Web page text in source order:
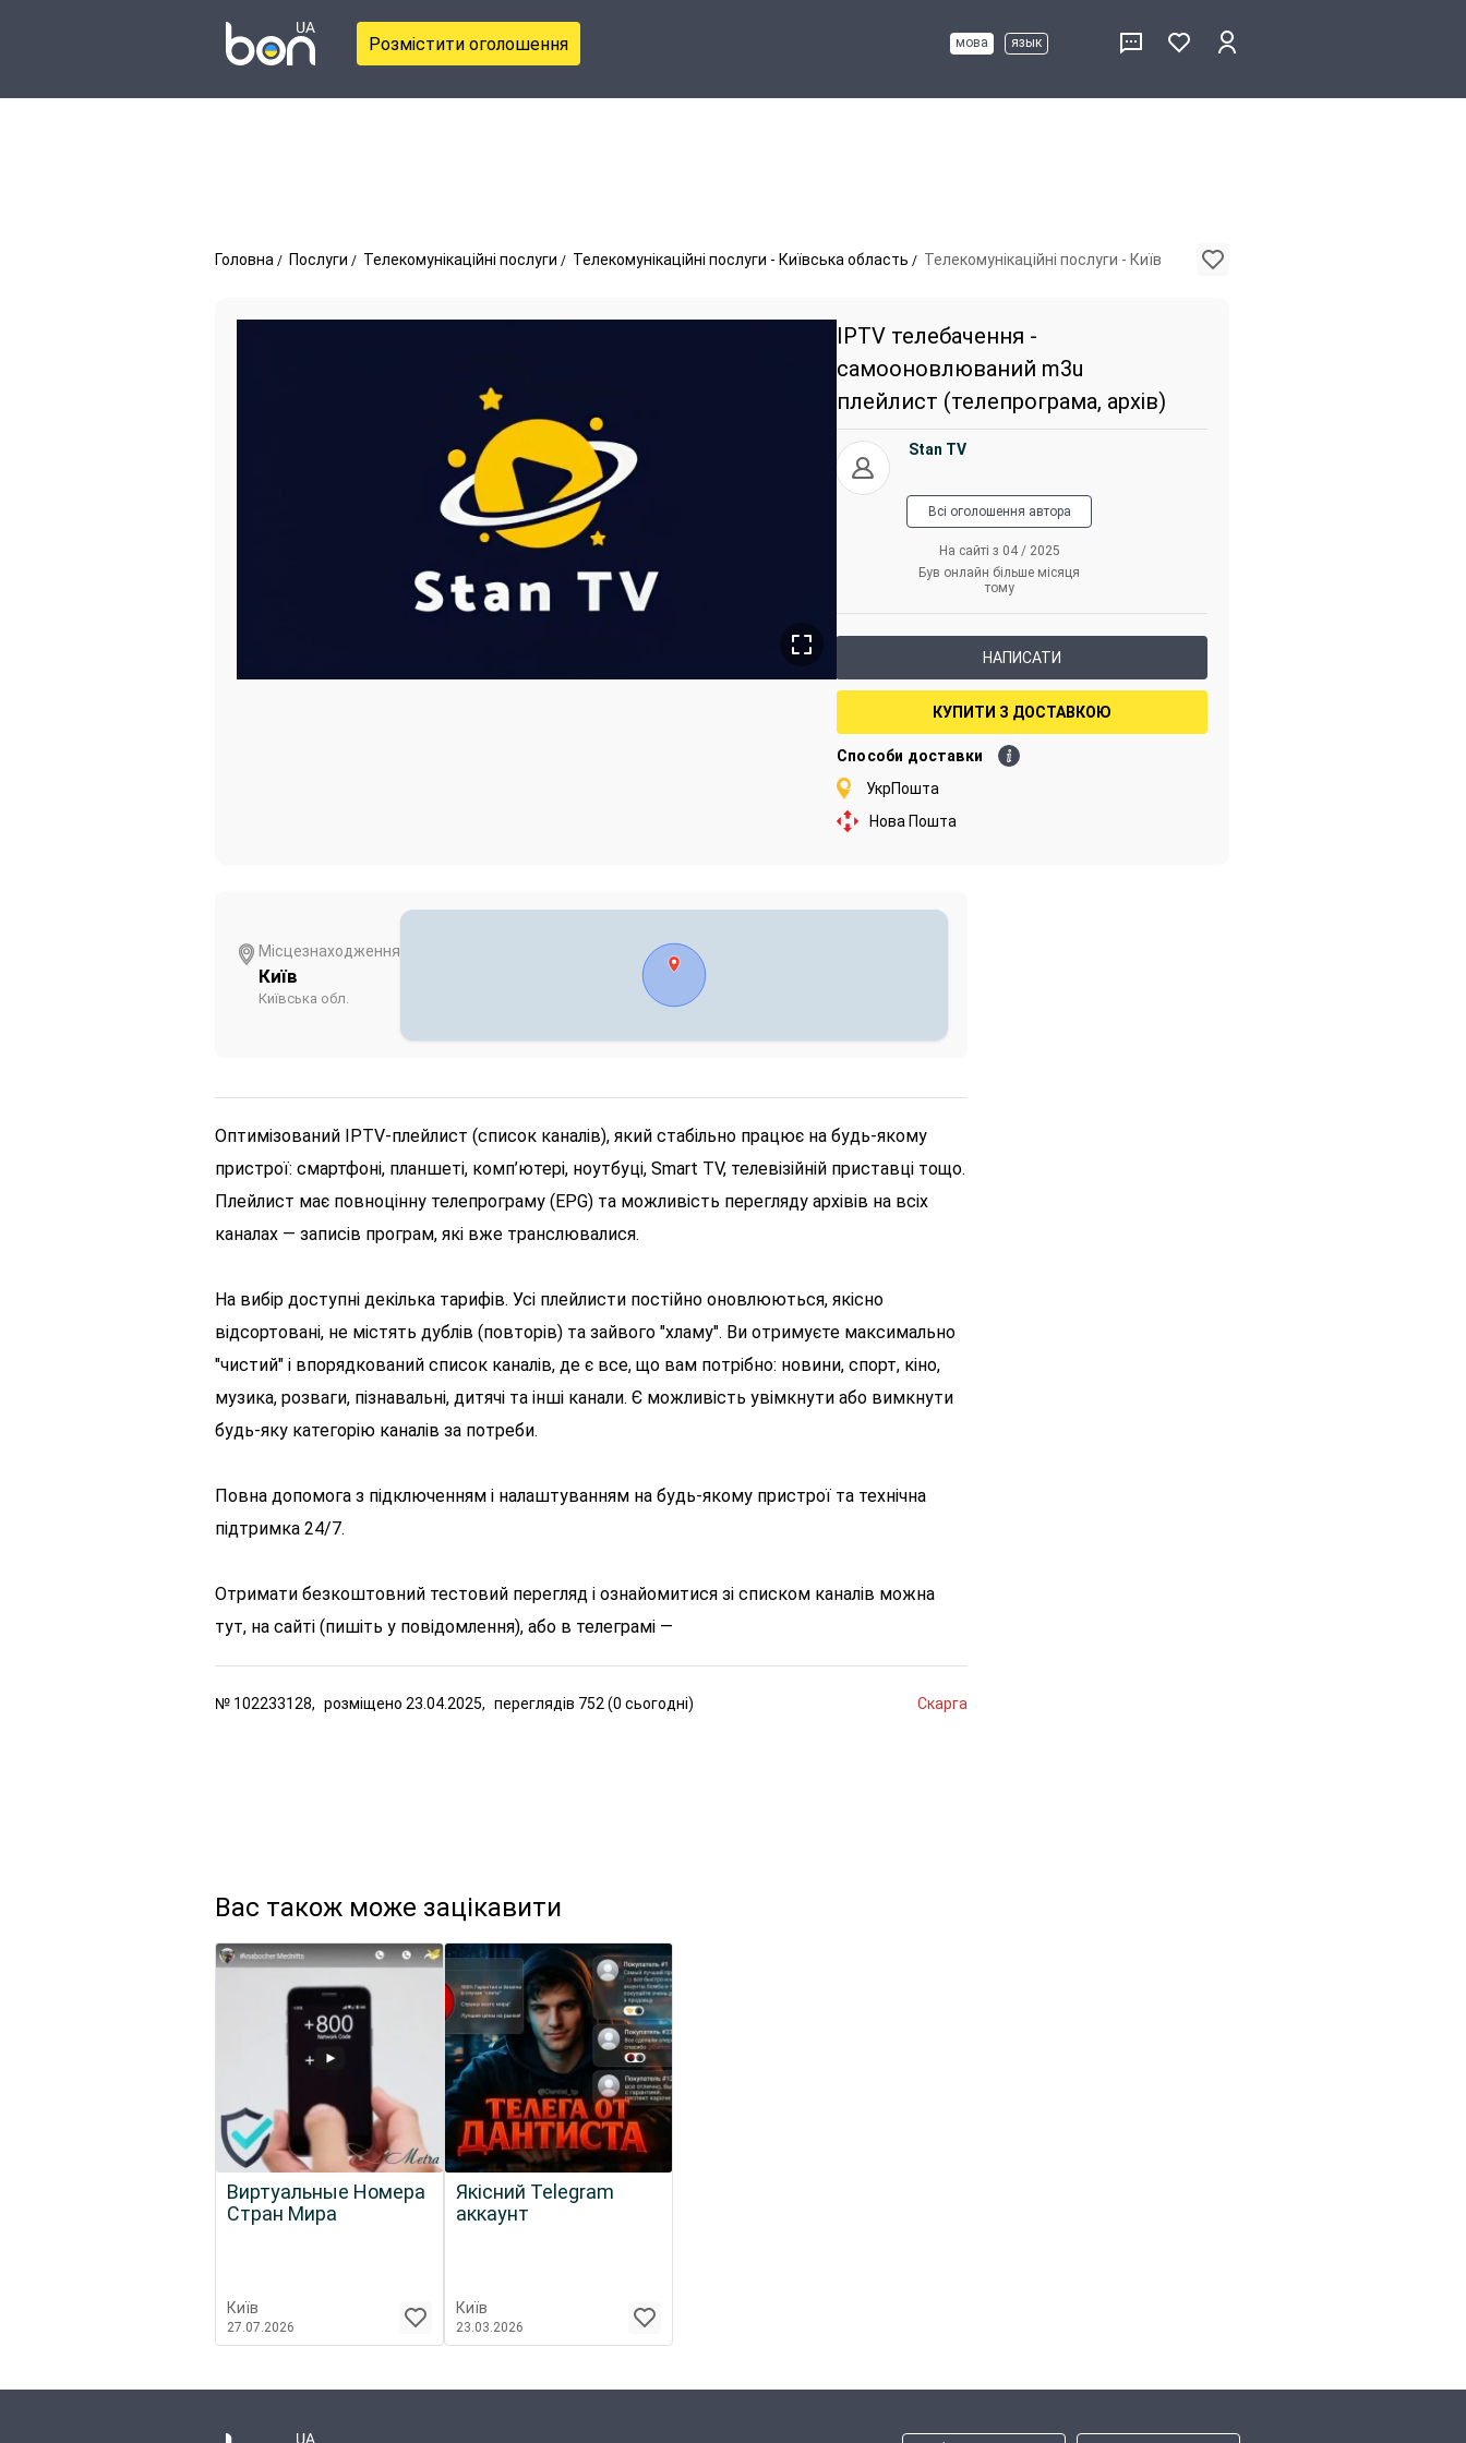
Розмістити оголошення мова язык
Головна Послуги Телекомунікаційні послуги Телекомунікаційні послуги - Київська область Телекомунікаційні послуги - Київ
IPTV телебачення -
самооновлюваний m3u
плейлист (телепрограма, архів)
Stan TV
Всі оголошення автора
На сайті з 04 / 2025
Був онлайн більше місяця
тому
НАПИСАТИ
КУПИТИ З ДОСТАВКОЮ
Способи доставки
УкрПошта
Нова Пошта
Місцезнаходження
Київ
Київська обл.
Оптимізований IPTV-плейлист (список каналів), який стабільно працює на будь-якому
пристрої: смартфоні, планшеті, комп’ютері, ноутбуці, Smart TV, телевізійній приставці тощо.
Плейлист має повноцінну телепрограму (EPG) та можливість перегляду архівів на всіх
каналах — записів програм, які вже транслювалися.
На вибір доступні декілька тарифів. Усі плейлисти постійно оновлюються, якісно
відсортовані, не містять дублів (повторів) та зайвого "хламу". Ви отримуєте максимально
"чистий" і впорядкований список каналів, де є все, що вам потрібно: новини, спорт, кіно,
музика, розваги, пізнавальні, дитячі та інші канали. Є можливість увімкнути або вимкнути
будь-яку категорію каналів за потреби.
Повна допомога з підключенням і налаштуванням на будь-якому пристрої та технічна
підтримка 24/7.
Отримати безкоштовний тестовий перегляд і ознайомитися зі списком каналів можна
тут, на сайті (пишіть у повідомлення), або в телеграмі —
№ 102233128, розміщено 23.04.2025, переглядів 752 (0 сьогодні) Скарга
Вас також може зацікавити
Виртуальные Номера
Стран Мира
Київ
27.07.2026
Якісний Telegram
аккаунт
Київ
23.03.2026